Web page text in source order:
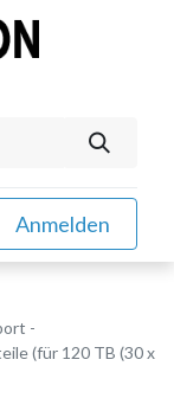
Anmelden
-
(für 120 TB (30 x